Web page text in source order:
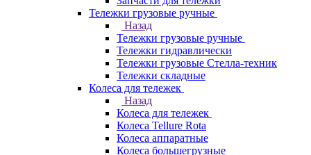
Тележки грузовые ручные
Назад
Тележки грузовые ручные
Тележки гидравлически
Тележки грузовые Стелла-техник
Тележки складные
Колеса для тележек
Назад
Колеса для тележек
Колеса Tellure Rota
Колеса аппаратные
Колеса большегрузные